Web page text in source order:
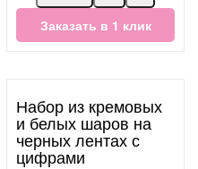
Заказать в 1 клик
Набор из кремовых
и белых шаров на
черных лентах с
цифрами